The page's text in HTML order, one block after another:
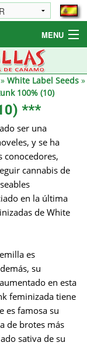
MENU
» White Label Seeds »
100% (10)
***
ser una
y se ha
conocedores,
cannabis de
en la última
de White
es
su
en esta
feminizada tiene
es famosa su
de brotes más
sativa de su